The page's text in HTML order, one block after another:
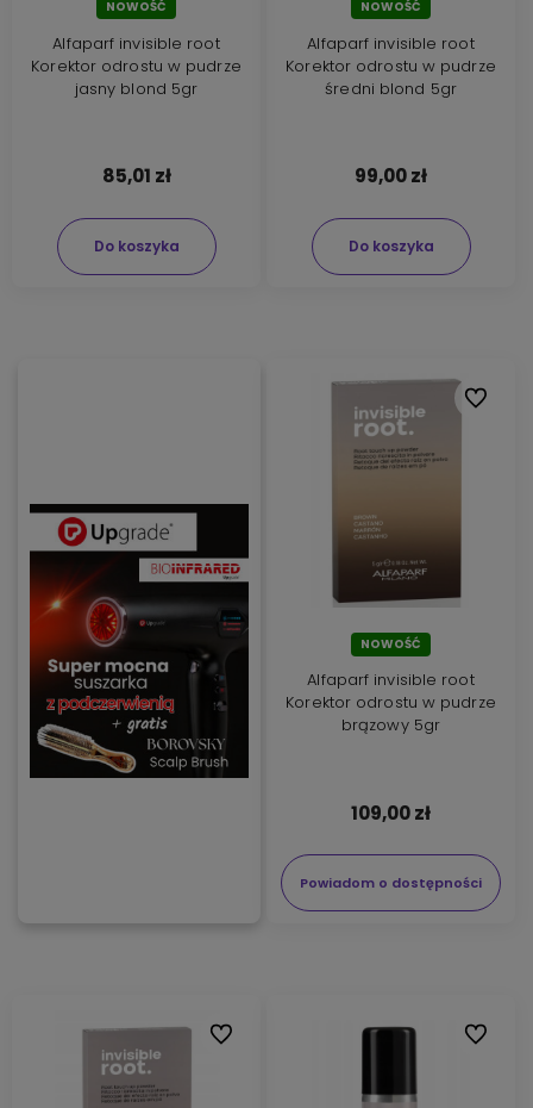
NOWOŚĆ
Alfaparf invisible root
Korektor odrostu w pudrze
jasny blond 5gr
85,01 zł
Do koszyka
NOWOŚĆ
Alfaparf invisible root
Korektor odrostu w pudrze
średni blond 5gr
99,00 zł
Do koszyka
NOWOŚĆ
Alfaparf invisible root
Korektor odrostu w pudrze
brązowy 5gr
109,00 zł
Powiadom o dostępności
Do
Do ulubionych Do